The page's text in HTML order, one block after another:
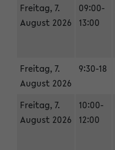
Freitag, 7.
August 2026
09:00-
13:00
Freitag, 7.
August 2026
9:30-18
Freitag, 7.
August 2026
10:00-
12:00